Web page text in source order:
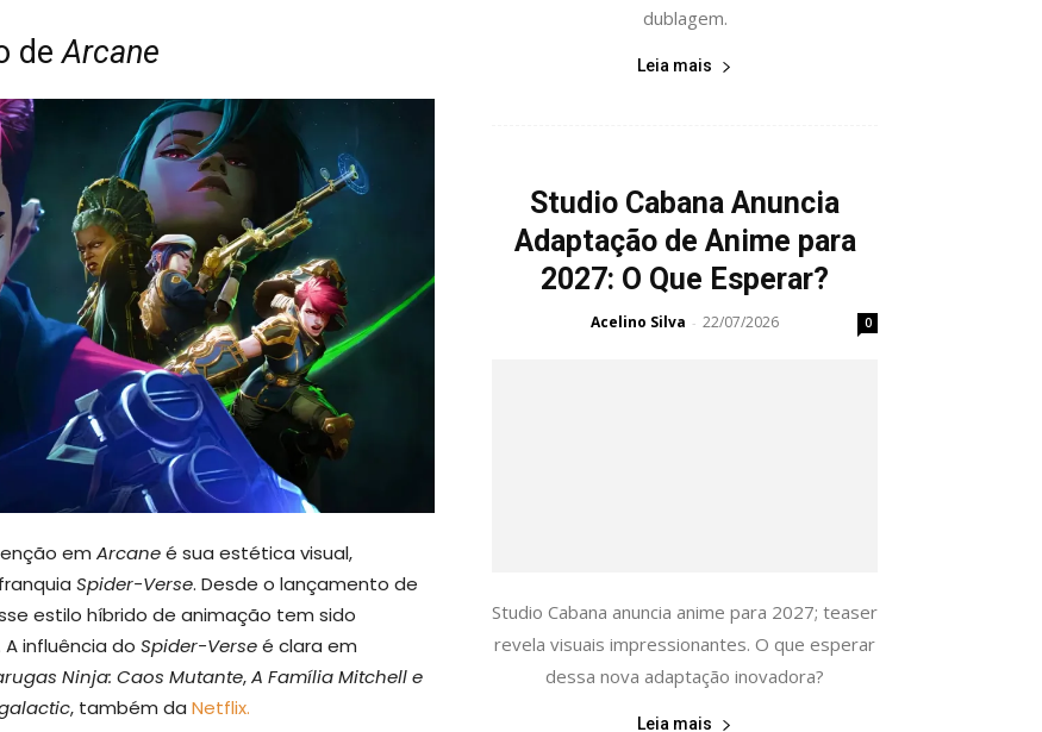
deArcane
em Arcaneé sua estética visual,
Spider-Verse. Desde o lançamento de
estilo híbrido de animação tem sido
influência do Spider-Verseé clara em
Ninja: Caos Mutante,A Família Mitchell e
, também da Netflix.
dublagem.
Leia mais
Studio Cabana Anuncia
Adaptação de Anime para
2027: O Que Esperar?
Acelino Silva - 22/07/2026 0
Studio Cabana anuncia anime para 2027; teaser
revela visuais impressionantes. O que esperar
dessa nova adaptação inovadora?
Leia mais